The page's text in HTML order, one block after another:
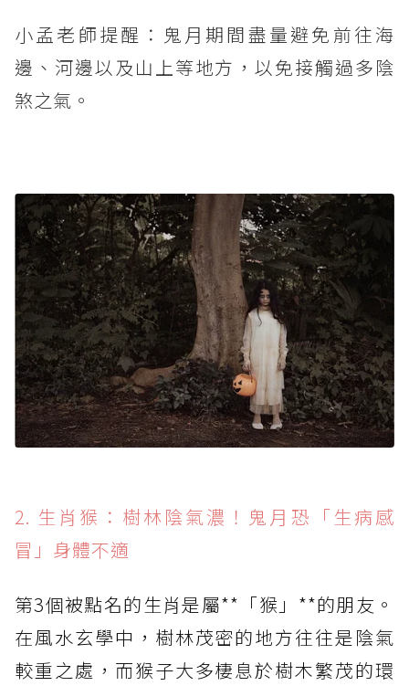
小孟老師提醒：鬼月期間盡量避免前往海
邊、河邊以及山上等地方，以免接觸過多陰
煞之氣。
2. 生肖猴：樹林陰氣濃！鬼月恐「生病感
冒」身體不適
第3個被點名的生肖是屬**「猴」**的朋友。
在風水玄學中，樹林茂密的地方往往是陰氣
較重之處，而猴子大多棲息於樹木繁茂的環